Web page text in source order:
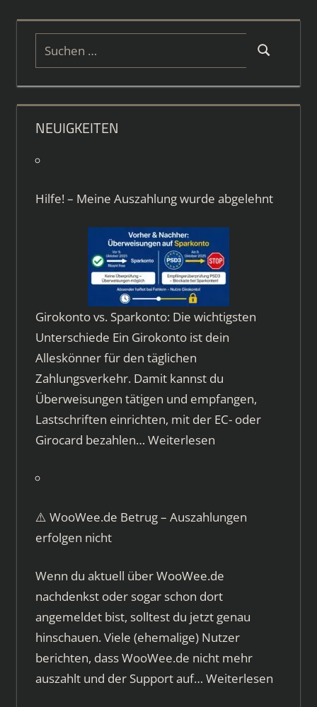
Suchen
Suchen
NEUIGKEITEN
Hilfe! – Meine Auszahlung wurde abgelehnt
Girokonto vs. Sparkonto: Die wichtigsten
Unterschiede Ein Girokonto ist dein
Alleskönner für den täglichen
Zahlungsverkehr. Damit kannst du
Überweisungen tätigen und empfangen,
Lastschriften einrichten, mit der EC- oder
Girocard bezahlen… Weiterlesen
⚠️ WooWee.de Betrug – Auszahlungen
erfolgen nicht
Wenn du aktuell über WooWee.de
nachdenkst oder sogar schon dort
angemeldet bist, solltest du jetzt genau
hinschauen. Viele (ehemalige) Nutzer
berichten, dass WooWee.de nicht mehr
auszahlt und der Support auf… Weiterlesen